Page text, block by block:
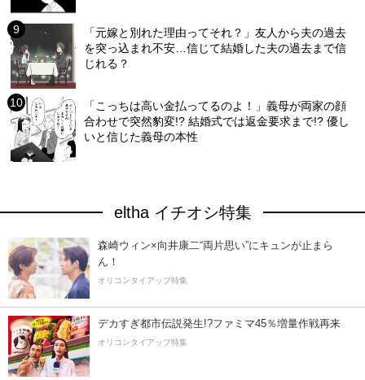
「元嫁と別れた理由ってそれ？」友人から夫の過去
を突っ込まれ不安…信じて結婚した夫の過去まで信
じれる？
「こっちは高い金払ってるのよ！」義母が両家の顔
合わせで突然豹変!? 結婚式では返金要求まで!? 優し
いと信じた義母の本性
eltha イチオシ特集
森崎ウィン×向井康二“両片思い”にキュンが止まら
ん！
オリコンタイアップ特集
デカすぎ都市伝説発生!?ファミマ45％増量作戦再来
オリコンタイアップ特集